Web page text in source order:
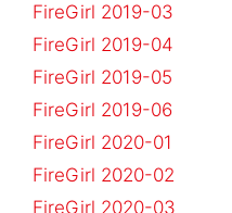
FireGirl 2019-03
FireGirl 2019-04
FireGirl 2019-05
FireGirl 2019-06
FireGirl 2020-01
FireGirl 2020-02
FireGirl 2020-03